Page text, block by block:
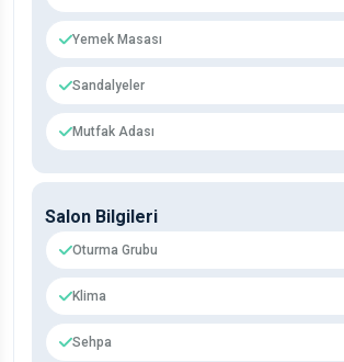
Yemek Masası
Sandalyeler
Mutfak Adası
Salon Bilgileri
Oturma Grubu
Klima
Sehpa